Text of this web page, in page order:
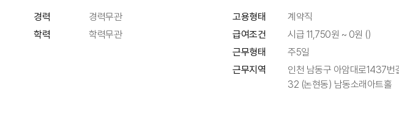
경력
경력무관
학력
학력무관
고용형태
계약직
급여조건
시급 11,750원 ~ 0원 ()
근무형태
주5일
근무지역
인천 남동구 아암대로1437번
32 (논현동) 남동소래아트홀